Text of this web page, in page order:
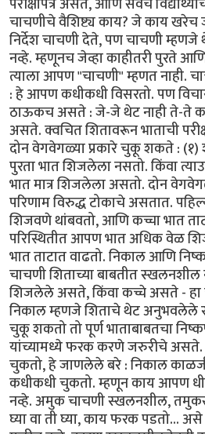
चाचणीचे वैशिष्ट्य काय? जे काय
निर्देश चाचणी देते, पण चाचणी म्हणजे
नव्हे. म्हणूनच जेव्हा काहीतरी पुरते
त्याला आपण "चाचणी" म्हणत नाही.
: हे आपण कधीकधी विसरतो. पण
ठाऊकच असते : जे-जे थेट नाही ते-ते
असते. क्वचित शितावरून भाताची
दोन वेगवेगळ्या प्रकारे चुकू शकते :
पुरता भात शिजलेला नसतो. किंवा
भात मात्र शिजलेला असतो. दोन
परिणाम विरुद्ध टोकाचे असतात.
शिजवणे थांबवतो, आणि कच्चा भात
परिस्थितीत आपण भात अधिक वेळ
भात ताटात वाढतो. निकाल आणि
चाचणी शिताच्या बाबतीत
शिजलेले असते, किंवा कच्चे असते - हा
निकाल म्हणजे शिताचे थेट अनुभवलेले
चुकू शकतो तो पूर्ण भाताबाबतचा
यांच्यामध्ये फरक करणे जरुरीचे असते.
चुकतो, हे जाणलेले बरे : निकाल
कधीकधी चुकतो. म्हणून काय आपण
नव्हे. अमुक चाचणी स्खलनशील,
घ्या वा ती घ्या, काय फरक पडतो...